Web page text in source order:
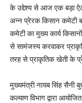
के उद्देश्य से आज एक बड़ा
अन्न प्रेरक किसान कमेटी
कमेटी का मुख्य कार्य
से सामंजस्य करवाकर
तरह से प्राकृतिक खेती के
मुख्यमंत्री नायब सिंह सैनी
कल्याण विभाग द्वारा